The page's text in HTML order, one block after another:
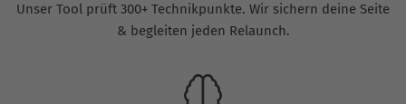
Unser Tool prüft 300+ Technikpunkte. Wir sichern deine Seite
& begleiten jeden Relaunch.